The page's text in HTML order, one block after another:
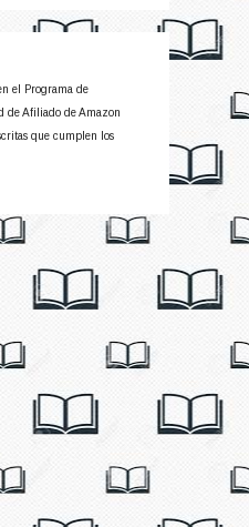
el Programa de
de Afiliado de Amazon
que cumplen los